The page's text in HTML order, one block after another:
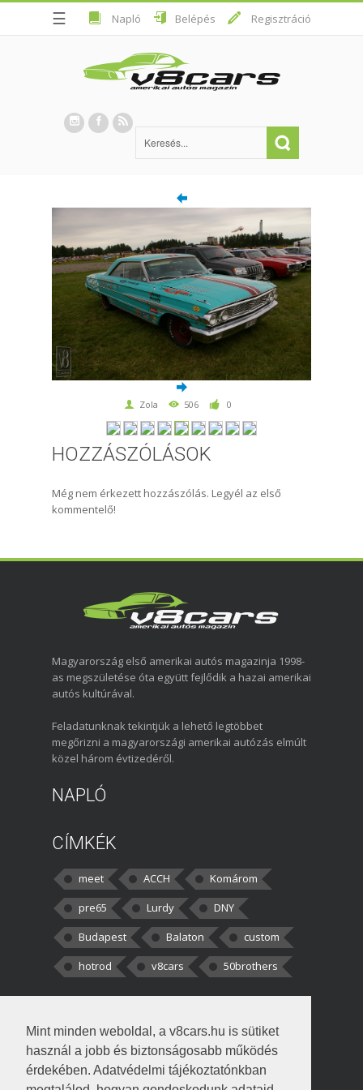
Mint minden weboldal, a v8cars.hu is sütiket
használ a jobb és biztonságosabb működés
érdekében. Adatvédelmi tájékoztatónkban
☰ Napló Belépés Regisztráció
Zola 506 0
HOZZÁSZÓLÁSOK
Még nem érkezett hozzászólás. Legyél az első
kommentelő!
Magyarország első amerikai autós magazinja 1998-
as megszületése óta együtt fejlődik a hazai amerikai
autós kultúrával.
Feladatunknak tekintjük a lehető legtöbbet
megőrizni a magyarországi amerikai autózás elmúlt
közel három évtizedéről.
NAPLÓ
CÍMKÉK
meet ACCH
Komárom
pre65
Lurdy
DNY
Budapest
Balaton
custom
hotrod
v8cars 50brothers
kortisz:Elszúrtam! Én csak két
darabbaal számoltam. Nem tudtam, hogy fél autót,